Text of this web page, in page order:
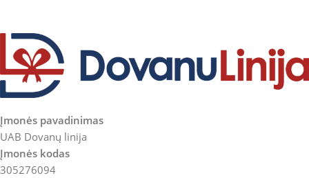
Įmonės pavadinimas
UAB Dovanų linija
Įmonės kodas
305276094